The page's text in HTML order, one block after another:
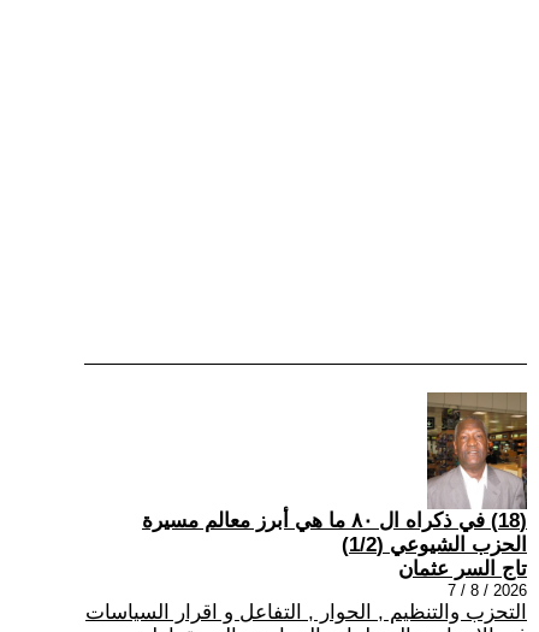
(18) في ذكراه ال ٨٠ ما هي أبرز معالم مسيرة
الحزب الشيوعي (1/2)
تاج السر عثمان
2026 / 8 / 7
التحزب والتنظيم , الحوار , التفاعل و اقرار السياسات